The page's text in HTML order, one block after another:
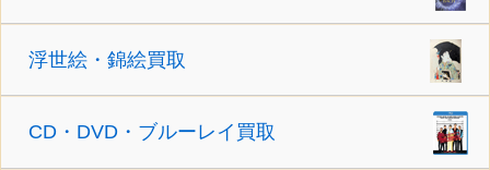
浮世絵・錦絵買取
CD・DVD・ブルーレイ買取